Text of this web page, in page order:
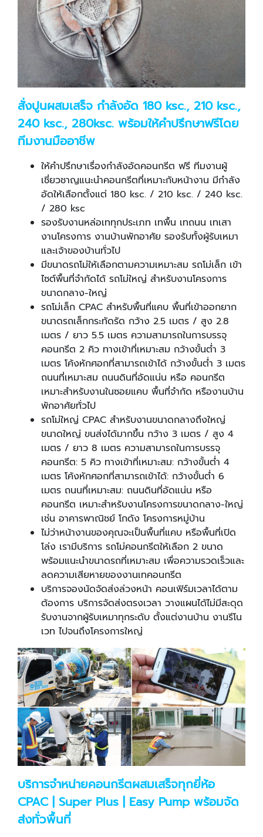
สั่งปูนผสมเสร็จ กำลังอัด 180 ksc., 210 ksc.,
240 ksc., 280ksc. พร้อมให้คำปรึกษาฟรีโดย
ทีมงานมืออาชีพ
ให้คำปรึกษาเรื่องกำลังอัดคอนกรีต ฟรี ทีมงานผู้
เชี่ยวชาญแนะนำคอนกรีตที่เหมาะกับหน้างาน มีกำลัง
อัดให้เลือกตั้งแต่ 180 ksc. / 210 ksc. / 240 ksc.
/ 280 ksc
รองรับงานหล่อเททุกประเภท เทพื้น เทถนน เทเสา
งานโครงการ งานบ้านพักอาศัย รองรับทั้งผู้รับเหมา
และเจ้าของบ้านทั่วไป
มีขนาดรถโม่ให้เลือกตามความเหมาะสม รถโม่เล็ก เข้า
ไซต์พื้นที่จำกัดได้ รถโม่ใหญ่ สำหรับงานโครงการ
ขนาดกลาง-ใหญ่
รถโม่เล็ก CPAC สำหรับพื้นที่แคบ พื้นที่เข้าออกยาก
ขนาดรถเล็กกระทัดรัด กว้าง 2.5 เมตร / สูง 2.8
เมตร / ยาว 5.5 เมตร ความสามารถในการบรรจุ
คอนกรีต 2 คิว ทางเข้าที่เหมาะสม กว้างขั้นต่ำ 3
เมตร โค้งหักศอกที่สามารถเข้าได้ กว้างขั้นต่ำ 3 เมตร
ถนนที่เหมาะสม ถนนดินที่อัดแน่น หรือ คอนกรีต
เหมาะสำหรับงานในซอยแคบ พื้นที่จำกัด หรืองานบ้าน
พักอาศัยทั่วไป
รถโม่ใหญ่ CPAC สำหรับงานขนาดกลางถึงใหญ่
ขนาดใหญ่ ขนส่งได้มากขึ้น กว้าง 3 เมตร / สูง 4
เมตร / ยาว 8 เมตร ความสามารถในการบรรจุ
คอนกรีต: 5 คิว ทางเข้าที่เหมาะสม: กว้างขั้นต่ำ 4
เมตร โค้งหักศอกที่สามารถเข้าได้: กว้างขั้นต่ำ 6
เมตร ถนนที่เหมาะสม: ถนนดินที่อัดแน่น หรือ
คอนกรีต เหมาะสำหรับงานโครงการขนาดกลาง-ใหญ่
เช่น อาคารพาณิชย์ โกดัง โครงการหมู่บ้าน
ไม่ว่าหน้างานของคุณจะเป็นพื้นที่แคบ หรือพื้นที่เปิด
โล่ง เรามีบริการ รถโม่คอนกรีตให้เลือก 2 ขนาด
พร้อมแนะนำขนาดรถที่เหมาะสม เพื่อความรวดเร็วและ
ลดความเสียหายของงานเทคอนกรีต
บริการจองนัดจัดส่งล่วงหน้า คอนเฟิร์มเวลาได้ตาม
ต้องการ บริการจัดส่งตรงเวลา วางแผนได้ไม่มีสะดุด
รับงานจากผู้รับเหมาทุกระดับ ตั้งแต่งานบ้าน งานรีโน
เวท ไปจนถึงโครงการใหญ่
บริการจำหน่ายคอนกรีตผสมเสร็จทุกยี่ห้อ
CPAC | Super Plus | Easy Pump พร้อมจัด
ส่งทั่วพื้นที่